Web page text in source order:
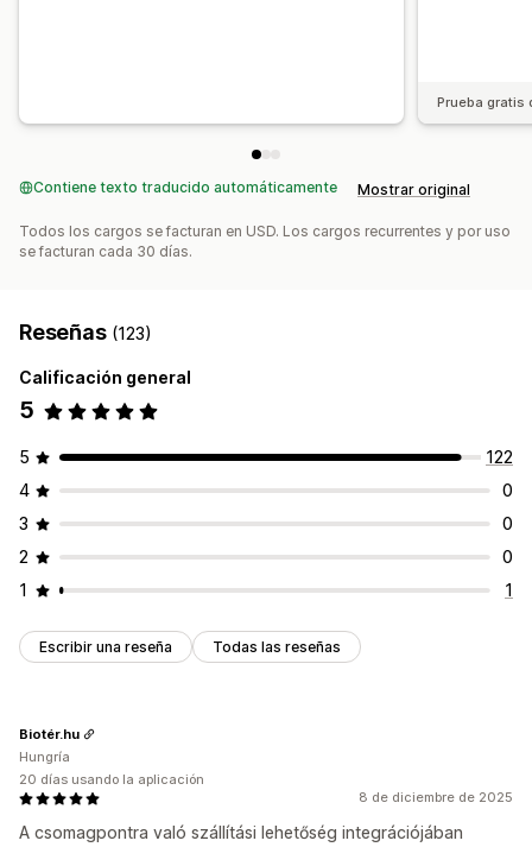
Prueba gratis
Contiene texto traducido automáticamente Mostrar original
Todos los cargos se facturan en USD. Los cargos recurrentes y por uso
se facturan cada 30 días.
Reseñas (123)
Calificación general
5
5
122
4
0
3
0
2
0
1
1
Escribir una reseña Todas las reseñas
8 de diciembre de 2025
A csomagpontra való szállítási lehetőség integrációjában
Biotér.hu
Hungría
20 días usando la aplicación